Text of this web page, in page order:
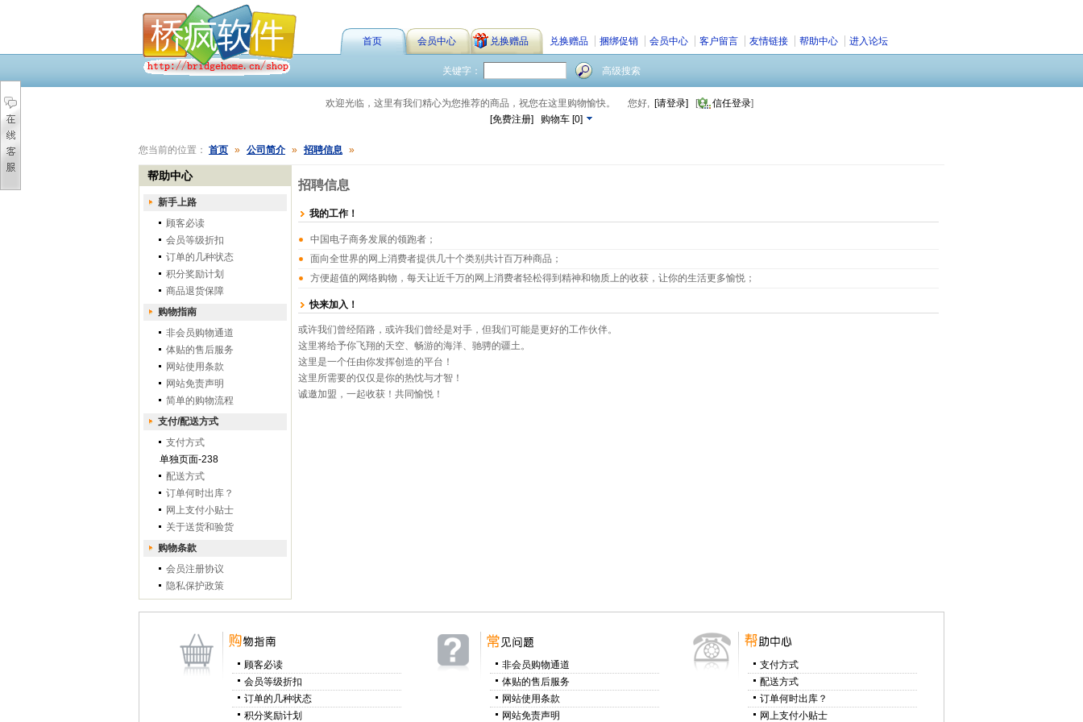
首页 会员中心 兑换赠品 兑换赠品 捆绑促销 会员中心 客户留言 友情链接 帮助中心 进入论坛
关键字： 高级搜索
欢迎光临，这里有我们精心为您推荐的商品，祝您在这里购物愉快。 您好, [请登录] [ 信任登录]
[免费注册]
购物车[0]
您当前的位置： 首页 » 公司简介 » 招聘信息 »
帮助中心
新手上路
顾客必读
会员等级折扣
订单的几种状态
积分奖励计划
商品退货保障
购物指南
非会员购物通道
体贴的售后服务
网站使用条款
网站免责声明
简单的购物流程
支付/配送方式
支付方式
单独页面-238
配送方式
订单何时出库？
网上支付小贴士
关于送货和验货
购物条款
会员注册协议
隐私保护政策
招聘信息
我的工作！
中国电子商务发展的领跑者；
面向全世界的网上消费者提供几十个类别共计百万种商品；
方便超值的网络购物，每天让近千万的网上消费者轻松得到精神和物质上的收获，让你的生活更多愉悦；
快来加入！
或许我们曾经陌路，或许我们曾经是对手，但我们可能是更好的工作伙伴。
这里将给予你飞翔的天空、畅游的海洋、驰骋的疆土。
这里是一个任由你发挥创造的平台！
这里所需要的仅仅是你的热忱与才智！
诚邀加盟，一起收获！共同愉悦！
顾客必读
会员等级折扣
订单的几种状态
积分奖励计划
非会员购物通道
体贴的售后服务
网站使用条款
网站免责声明
支付方式
配送方式
订单何时出库？
网上支付小贴士